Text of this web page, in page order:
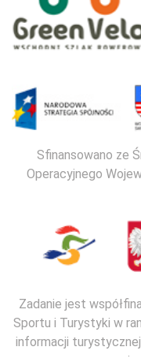
Sfinansowano ze
Operacyjnego
Zadanie jest
Sportu i Turystyki w
informacji